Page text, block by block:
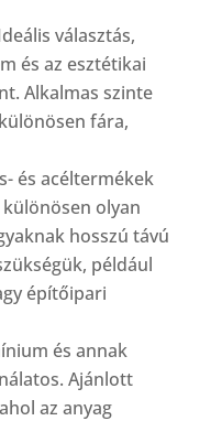
választás,
és az esztétikai
Alkalmas szinte
fára,
és acéltermékek
olyan
hosszú távú
például
építőipari
és annak
Ajánlott
az anyag